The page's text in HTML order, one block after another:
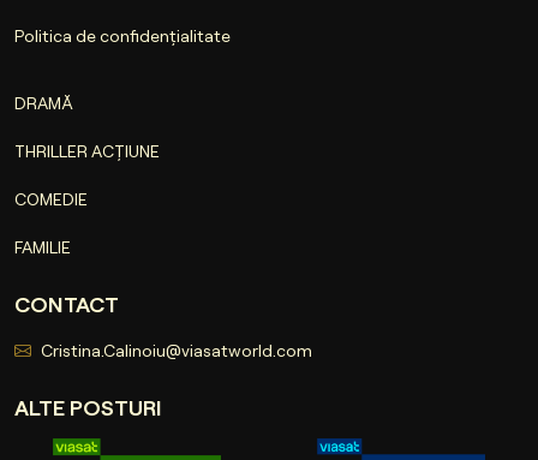
Politica de confidențialitate
DRAMĂ
THRILLER ACȚIUNE
COMEDIE
FAMILIE
CONTACT
Cristina.Calinoiu@viasatworld.com
ALTE POSTURI